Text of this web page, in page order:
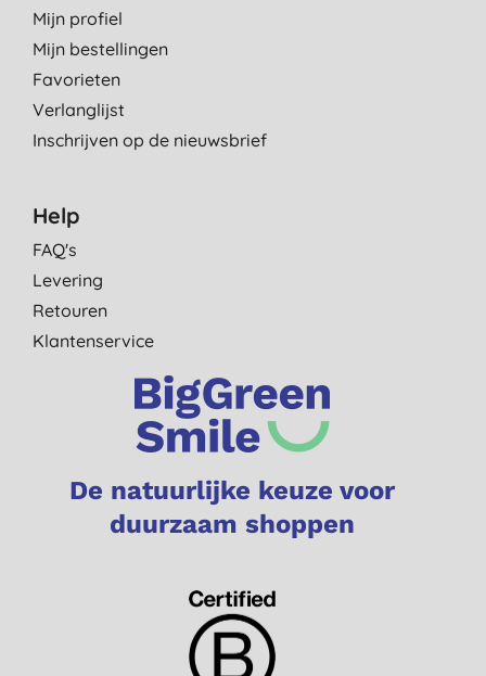
Mijn profiel
Mijn bestellingen
Favorieten
Verlanglijst
Inschrijven op de nieuwsbrief
Help
FAQ's
Levering
Retouren
Klantenservice
De natuurlijke keuze voor
duurzaam shoppen